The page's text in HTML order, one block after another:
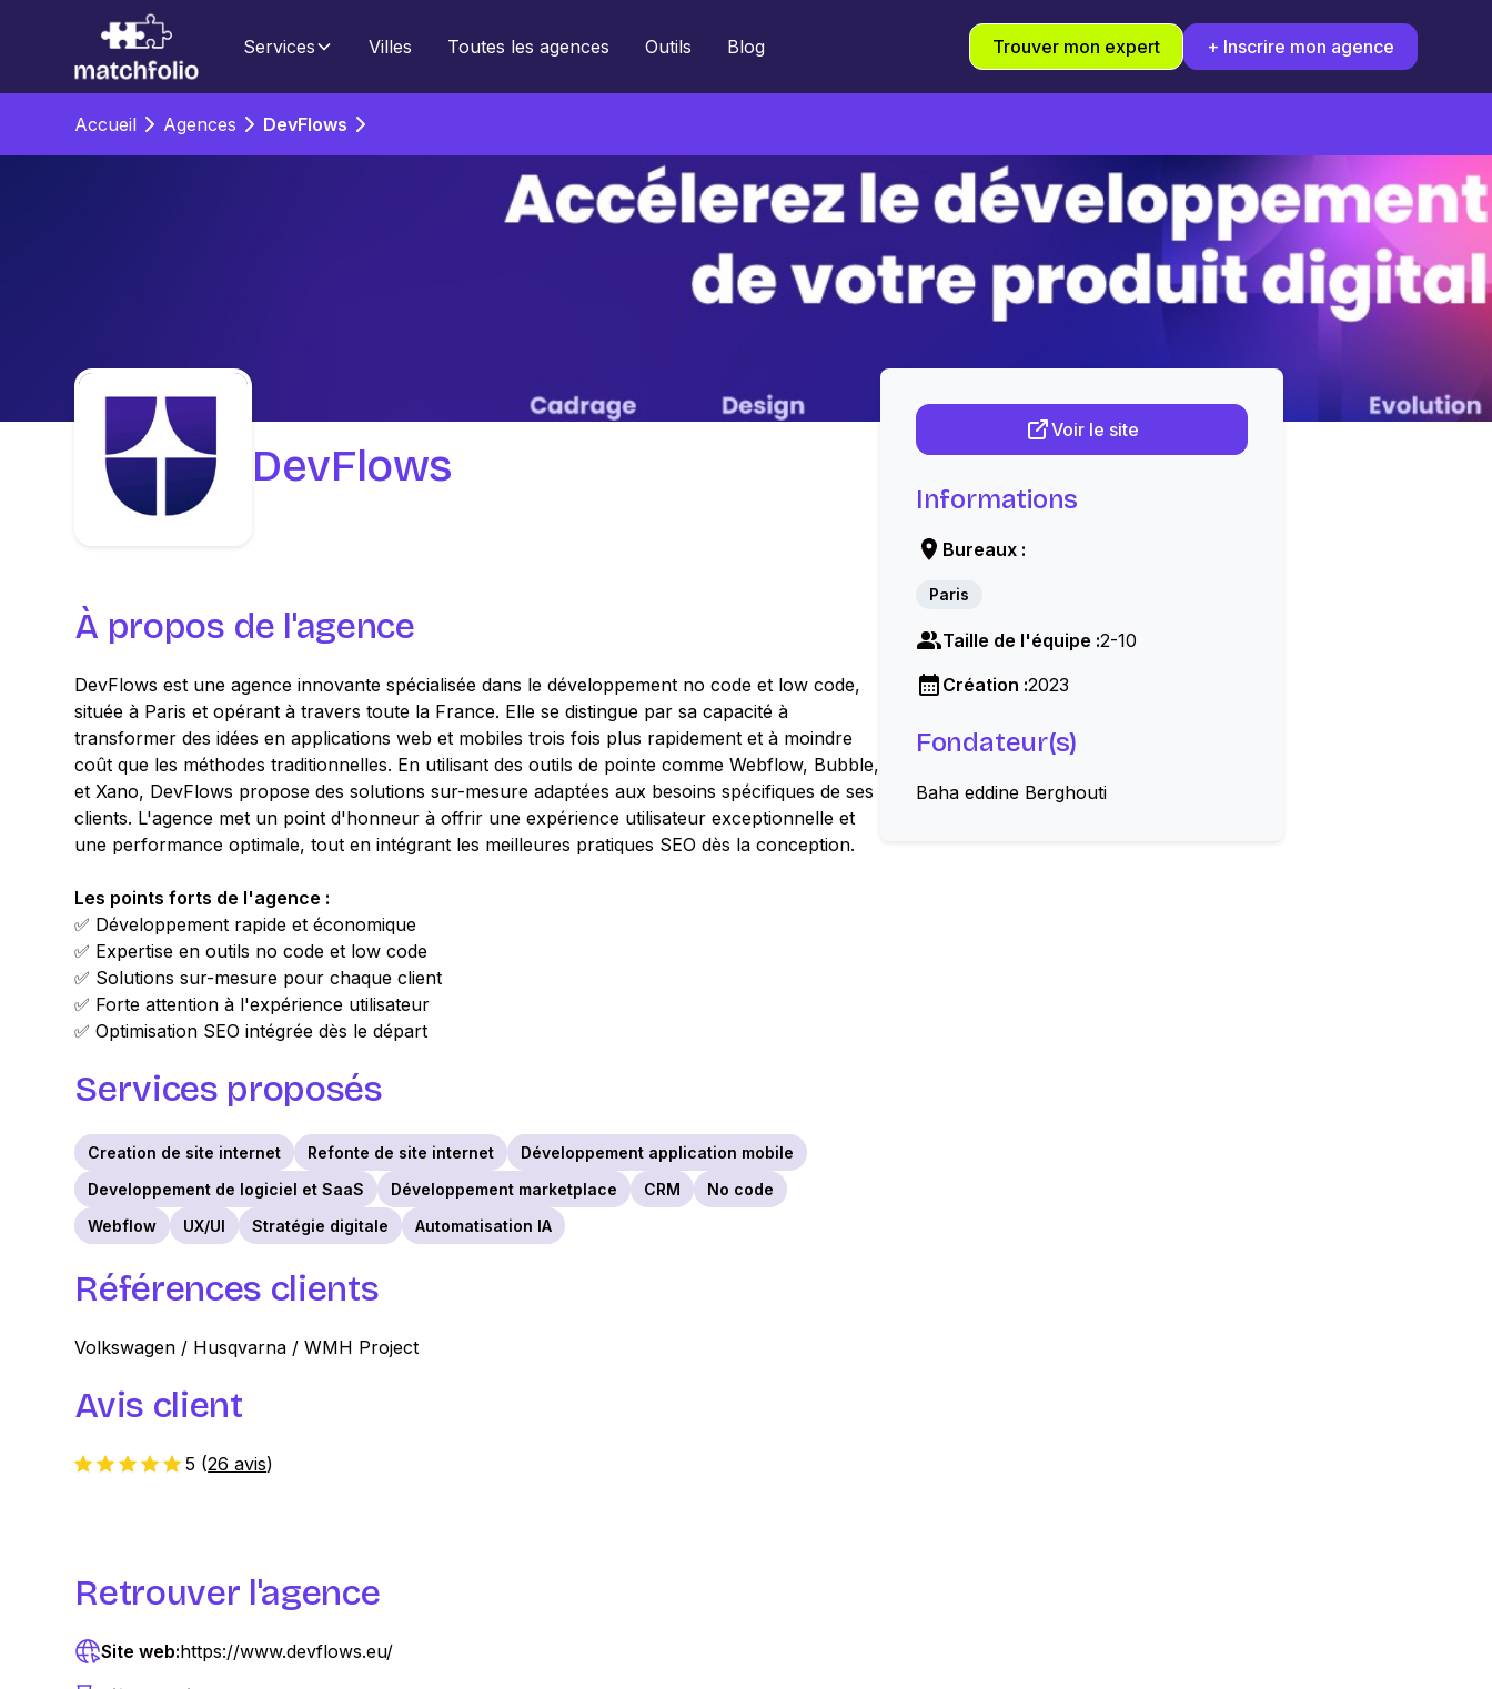
Services Villes Toutes les agences Outils Blog Trouver mon expert + Inscrire mon agence
Accueil Agences DevFlows
DevFlows
À propos de l'agence
DevFlows est une agence innovante spécialisée dans le développement no code et low code,
située à Paris et opérant à travers toute la France. Elle se distingue par sa capacité à
transformer des idées en applications web et mobiles trois fois plus rapidement et à moindre
coût que les méthodes traditionnelles. En utilisant des outils de pointe comme Webflow, Bubble,
et Xano, DevFlows propose des solutions sur-mesure adaptées aux besoins spécifiques de ses
clients. L'agence met un point d'honneur à offrir une expérience utilisateur exceptionnelle et
une performance optimale, tout en intégrant les meilleures pratiques SEO dès la conception.
Les points forts de l'agence :
✅ Développement rapide et économique
✅ Expertise en outils no code et low code
✅ Solutions sur-mesure pour chaque client
✅ Forte attention à l'expérience utilisateur
✅ Optimisation SEO intégrée dès le départ
Services proposés
Creation de site internet Refonte de site internet
Développement application mobile
Developpement de logiciel et SaaS
Développement marketplace CRM
No code
Webflow
UX/UI Stratégie digitale Automatisation IA
Références clients
Volkswagen / Husqvarna / WMH Project
Avis client
5 (26 avis)
Voir le site
Informations
Bureaux :
Paris
Taille de l'équipe :2-10
Création :2023
Fondateur(s)
Baha eddine Berghouti
Retrouver l'agence
Site web:https://www.devflows.eu/